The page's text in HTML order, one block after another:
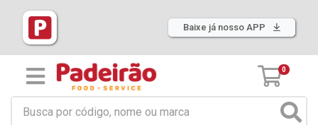
Baixe já nosso APP
0